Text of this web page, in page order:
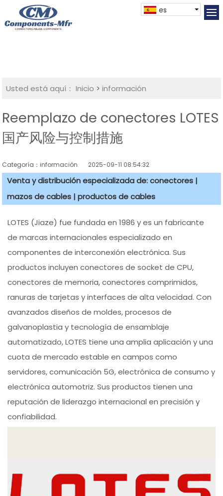
es
Usted está aquí： Inicio >información
Reemplazo de conectores LOTES
国产风险与控制措施
Categoría：información 2025-09-11 08:54:32
Venta y distribución especializada de: conectores |
mazos de cables | productos de cables
LOTES (Jiaze) fue fundada en 1986 y es un fabricante
de marcas internacionales especializado en
componentes de interconexión electrónica. Sus
productos incluyen conectores de socket de CPU,
conectores de memoria, conectores comprimidos,
ranuras de tarjetas y interfaces de alta velocidad. Con
avanzados diseños de moldes, procesos de
galvanoplastia y tecnología de ensamblaje
automatizado, LOTES tiene una amplia aplicación y una
cuota de mercado estable en campos como
servidores, comunicación 5G, electrónica de consumo y
electrónica automotriz. Sus productos tienen una
reputación de liderazgo internacional en precisión y
confiabilidad.